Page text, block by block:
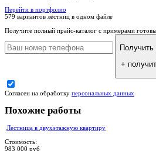
Перейти в портфолио
579 вариантов лестниц в одном файле
Получите полный прайс-каталог с примерами
Получить
+
Согласен на обработку персональных данных
Похожие работы
Лестница в двухэтажную квартиру
Стоимость:
983 000 руб